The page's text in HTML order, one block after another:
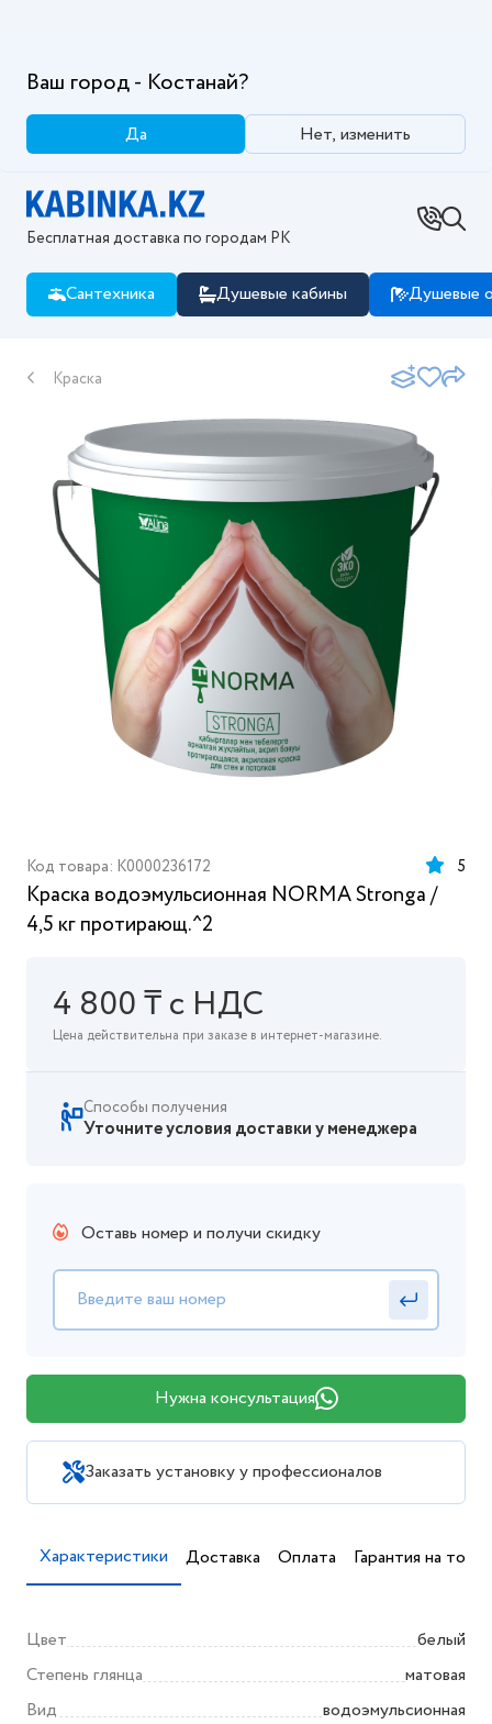
Ваш город - Костанай?
Да Нет, изменить
Бесплатная доставка по городам РК
Сантехника Душевые кабины Душевые
Краска
Код товара: K0000236172 5
Краска водоэмульсионная NORMA Stronga /
4,5 кг протирающ.^2
4 800 ₸ с НДС
Цена действительна при заказе в интернет-магазине.
Способы получения
Уточните условия доставки у менеджера
Оставь номер и получи скидку
Нужна консультация
Заказать установку у профессионалов
Характеристики Доставка Оплата Гарантия на товар
Цвет
белый
Степень глянца
матовая
Вид
водоэмульсионная